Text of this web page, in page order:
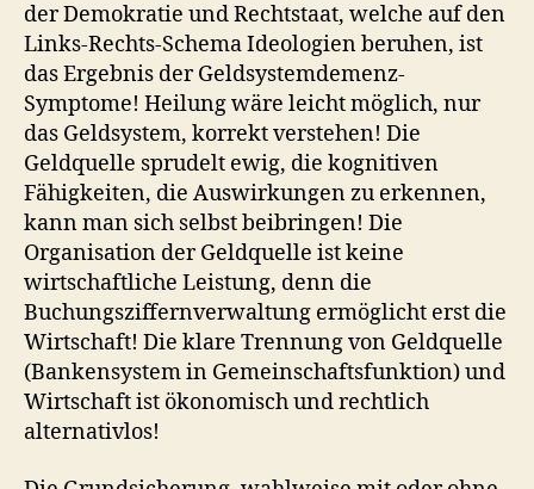
der Demokratie und Rechtstaat, welche auf den
Links-Rechts-Schema Ideologien beruhen, ist
das Ergebnis der Geldsystemdemenz-
Symptome! Heilung wäre leicht möglich, nur
das Geldsystem, korrekt verstehen! Die
Geldquelle sprudelt ewig, die kognitiven
Fähigkeiten, die Auswirkungen zu erkennen,
kann man sich selbst beibringen! Die
Organisation der Geldquelle ist keine
wirtschaftliche Leistung, denn die
Buchungsziffernverwaltung ermöglicht erst die
Wirtschaft! Die klare Trennung von Geldquelle
(Bankensystem in Gemeinschaftsfunktion) und
Wirtschaft ist ökonomisch und rechtlich
alternativlos!